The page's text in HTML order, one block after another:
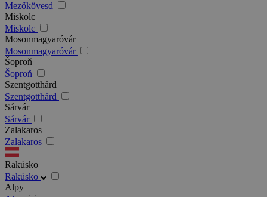
Mezőkövesd
Miskolc
Miskolc
Mosonmagyaróvár
Mosonmagyaróvár
Šoproň
Šoproň
Szentgotthárd
Szentgotthárd
Sárvár
Sárvár
Zalakaros
Zalakaros
Rakúsko
Rakúsko
Alpy